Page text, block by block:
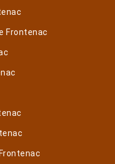
Frontenac